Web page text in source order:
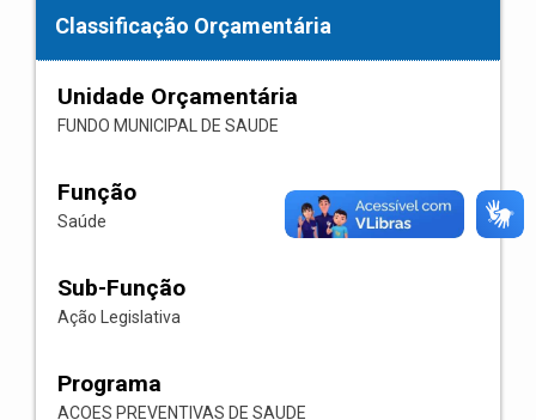
Classificação Orçamentária
Unidade Orçamentária
FUNDO MUNICIPAL DE SAUDE
Função
Saúde
Sub-Função
Ação Legislativa
Programa
ACOES PREVENTIVAS DE SAUDE